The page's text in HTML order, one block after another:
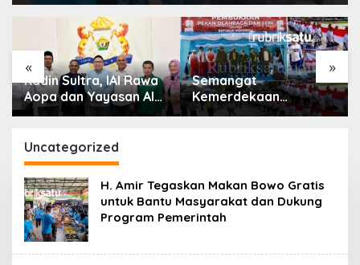
« »
Kadin Sultra, IAI Rawa
Aopa dan Yayasan Al
Asri Bersinergi Cetak
Semangat
Kemerdekaan
Bergema di Konawe,
Uncategorized
H. Amir Tegaskan Makan Bowo Gratis
untuk Bantu Masyarakat dan Dukung
Program Pemerintah